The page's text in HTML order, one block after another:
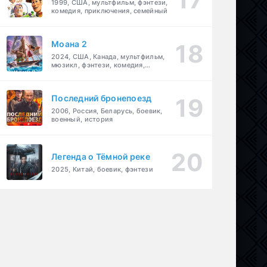
,комедия
1999, США, мультфильм, фэнтези,
комедия, приключения, семейный
Моана 2
2024, США, Канада, мультфильм,
мюзикл, фэнтези, комедия,
Последний бронепоезд
2006, Россия, Беларусь, боевик,
военный, история
Легенда о Тёмной реке
2025, Китай, боевик, фэнтези